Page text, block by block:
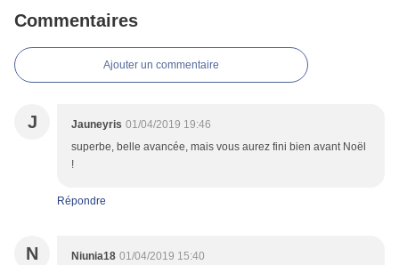
Commentaires
Ajouter un commentaire
J Jauneyris 01/04/2019 19:46
superbe, belle avancée, mais vous aurez fini bien avant Noël
!
Répondre
N Niunia18 01/04/2019 15:40